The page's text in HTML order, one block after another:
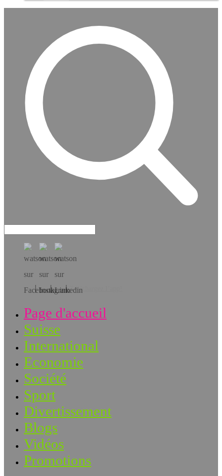
Téléchargez l’app!
Page d'accueil
Suisse
International
Economie
Société
Sport
Divertissement
Blogs
Vidéos
Promotions